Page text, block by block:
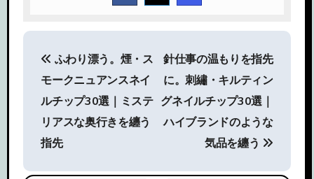
投
稿
ナ
ビ
ゲ
ふわり漂う。煙・ス
モークニュアンスネイ
ルチップ30選｜ミステ
リアスな奥行きを纏う
指先
針仕事の温もりを指先
に。刺繡・キルティン
グネイルチップ30選｜
ハイブランドのような
気品を纏う